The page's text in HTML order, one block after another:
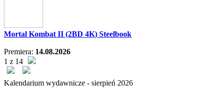
Mortal Kombat II (2BD 4K) Steelbook
Premiera: 14.08.2026
1 z 14
Kalendarium wydawnicze - sierpień 2026